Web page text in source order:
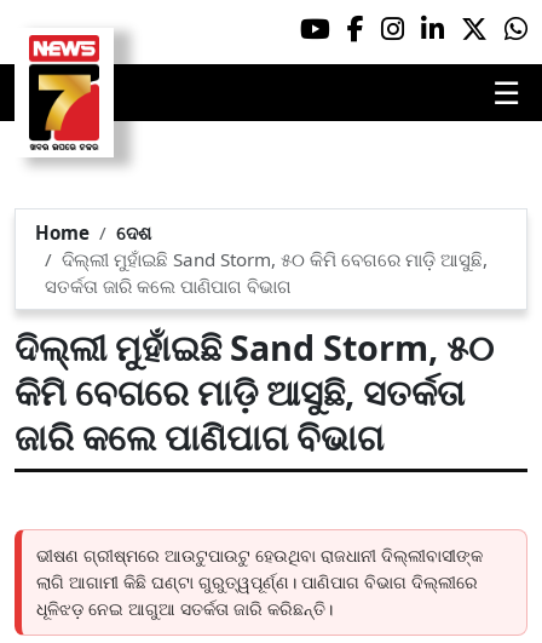
☰
Home
ଦେଶ
ଦିଲ୍ଲୀ ମୁହାଁଇଛି Sand Storm, ୫୦ କିମି ବେଗରେ ମାଡ଼ି ଆସୁଛି,
ସତର୍କତା ଜାରି କଲେ ପାଣିପାଗ ବିଭାଗ
ଦିଲ୍ଲୀ ମୁହାଁଇଛି Sand Storm, ୫୦
କିମି ବେଗରେ ମାଡ଼ି ଆସୁଛି, ସତର୍କତା
ଜାରି କଲେ ପାଣିପାଗ ବିଭାଗ
ଭୀଷଣ ଗ୍ରୀଷ୍ମରେ ଆଉଟୁପାଉଟୁ ହେଉଥିବା ରାଜଧାନୀ ଦିଲ୍ଲୀବାସୀଙ୍କ
ଲାଗି ଆଗାମୀ କିଛି ଘଣ୍ଟା ଗୁରୁତ୍ୱପୂର୍ଣ୍ଣ। ପାଣିପାଗ ବିଭାଗ ଦିଲ୍ଲୀରେ
ଧୂଳିଝଡ଼ ନେଇ ଆଗୁଆ ସତର୍କତା ଜାରି କରିଛନ୍ତି।